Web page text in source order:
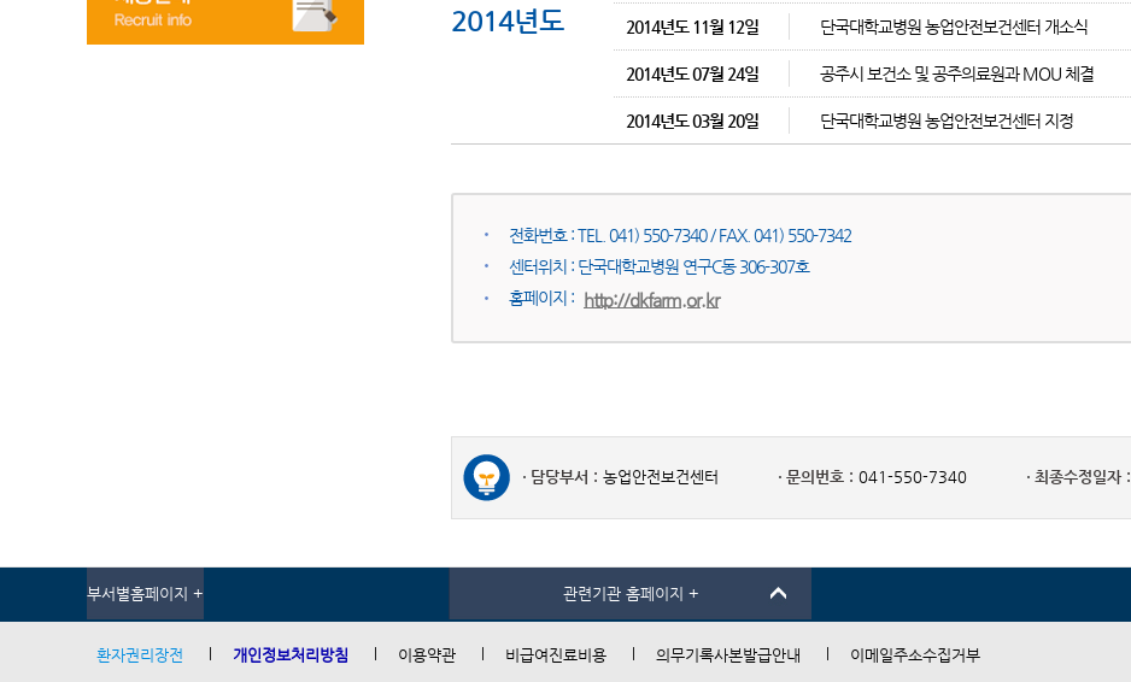
2014년도 2014년도 11월 12일 단국대학교병원 농업안전보건센터 개소식
2014년도 07월 24일 공주시 보건소 및 공주의료원과 MOU 체결
2014년도 03월 20일 단국대학교병원 농업안전보건센터 지정
전화번호 : TEL. 041) 550-7340 / FAX. 041) 550-7342
센터위치 : 단국대학교병원 연구C동 306-307호
홈페이지 : http://dkfarm.or.kr
담당부서 : 농업안전보건센터 문의번호 : 041-550-7340 최종수정일자 :
부서별홈페이지 + 관련기관 홈페이지 +
환자권리장전 개인정보처리방침 이용약관 비급여진료비용 의무기록사본발급안내 이메일주소수집거부